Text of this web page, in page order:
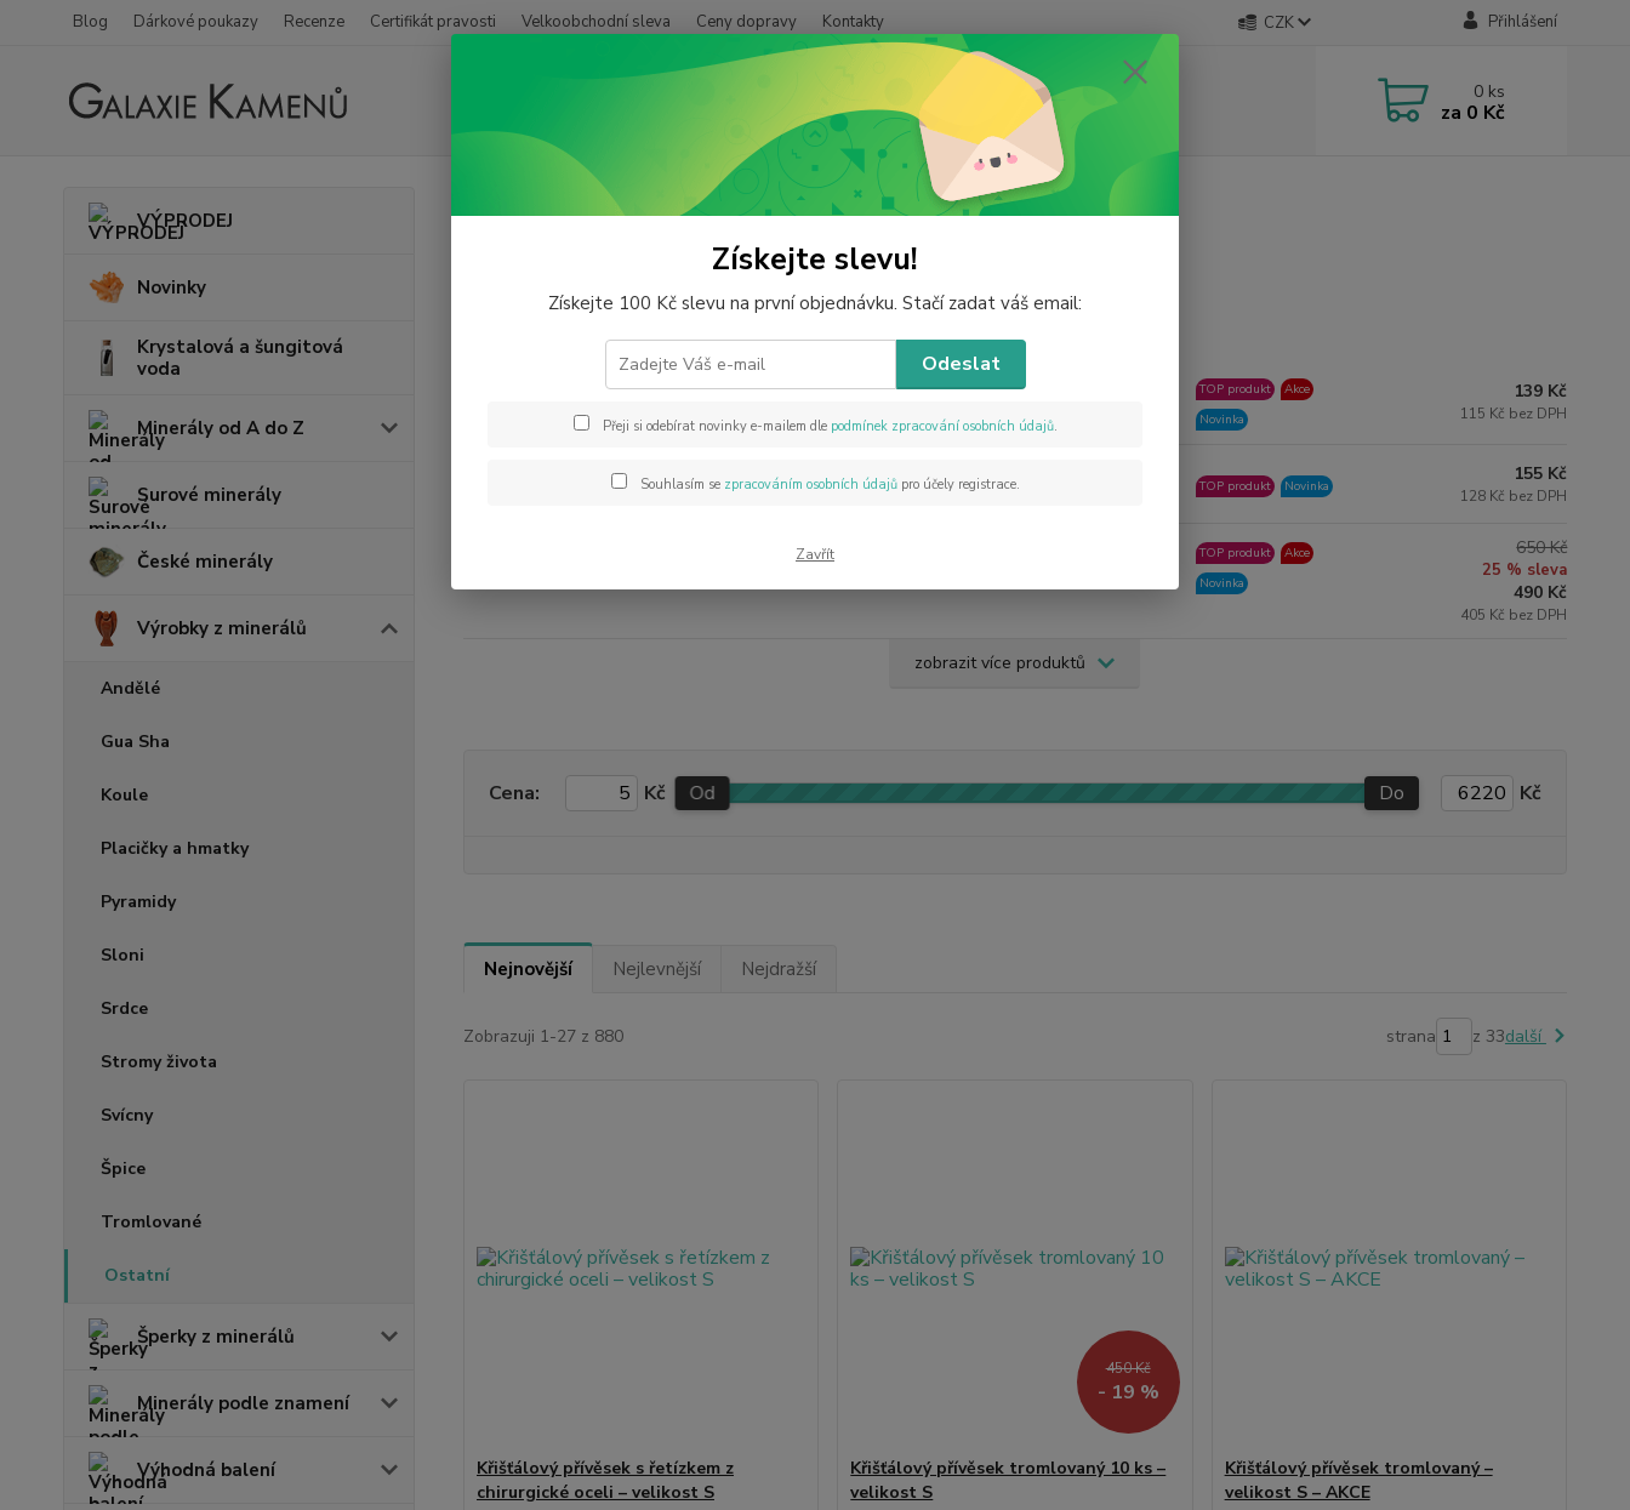
Blog Dárkové poukazy Recenze Certifikát pravosti Velkoobchodní sleva Ceny dopravy Kontakty CZK Přihlášení
0 ks
za 0 Kč
VÝPRODEJ
Novinky
Krystalová a šungitová
voda
Minerály od A do Z
Surové minerály
České minerály
Výrobky z minerálů
Andělé
Gua Sha
Koule
Placičky a hmatky
Pyramidy
Sloni
Srdce
Stromy života
Svícny
Špice
Tromlované
Ostatní
Šperky z minerálů
Minerály podle znamení
Výhodná balení
Výrobky z minerálů Ostatní
Ostatní výrobky z minerálů
Zápěstní popruh na telefon z ametystu 26 cm (sekané
minerály + karabinka)
TOP produkt
Akce
Novinka
139 Kč
115 Kč bez DPH
Dárkově balená klíčenka srdíčko s kartičkou Krásné
prázdniny
TOP produkt Novinka
155 Kč
128 Kč bez DPH
Růženínový broušený mnohotvar 150 g, B kvalita TOP produkt
Akce
Novinka
650 Kč
25 % sleva
490 Kč
405 Kč bez DPH
zobrazit více produktů
Cena: Kč Od Do Kč
Nejnovější Nejlevnější Nejdražší
Zobrazuji 1-27 z 880 strana z 33další
Křišťálový přívěsek s řetízkem z
chirurgické oceli – velikost S
450 Kč
- 19 %
Křišťálový přívěsek tromlovaný 10 ks –
velikost S
Křišťálový přívěsek tromlovaný –
velikost S – AKCE
Získejte slevu!
Získejte 100 Kč slevu na první objednávku. Stačí zadat váš email:
Odeslat
Přeji si odebírat novinky e-mailem dle podmínek zpracování osobních údajů.
Souhlasím se zpracováním osobních údajůpro účely registrace.
Zavřít